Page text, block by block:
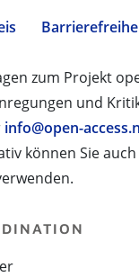
zum Projekt
und
info@open-
können Sie